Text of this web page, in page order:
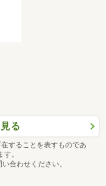
る
することを表すものであ
。
合わせください。